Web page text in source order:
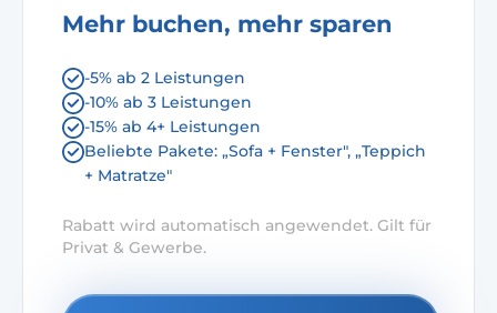
Mehr buchen, mehr sparen
-5% ab 2 Leistungen
-10% ab 3 Leistungen
-15% ab 4+ Leistungen
Beliebte Pakete: „Sofa + Fenster", „Teppich
+ Matratze"
Rabatt wird automatisch angewendet. Gilt für
Privat & Gewerbe.